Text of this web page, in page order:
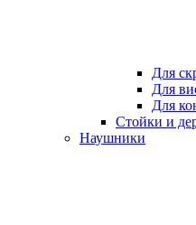
Для
Для
Для
Стойки и
Наушники